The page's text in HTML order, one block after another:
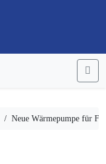
/ Neue Wärmepumpe für